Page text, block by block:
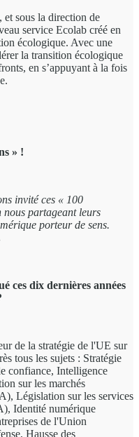
et sous la direction de
service Ecolab créé en
écologique. Avec une
la transition écologique
en s’appuyant à la fois
» !
invité ces « 100
nous partageant leurs
porteur de sens.
ces dix dernières années
de la stratégie de l'UE sur
tous les sujets : Stratégie
confiance, Intelligence
sur les marchés
Législation sur les services
Identité numérique
de l'Union
Hausse des